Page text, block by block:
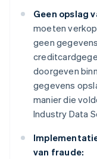
Geen opslag
moeten
geen
doorgeven
gegevens
manier die
Industry Data
van fraude: